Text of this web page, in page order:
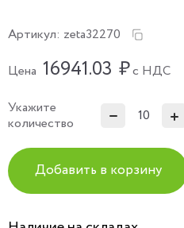
Артикул: zeta32270
Цена 16941.03 ₽с НДС
Укажите
количество
Добавить в корзину